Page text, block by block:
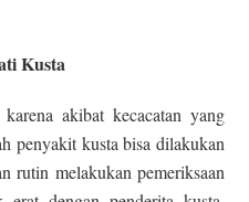
Kusta
akibat kecacatan yang
penyakit kusta bisa dilakukan
rutin melakukan pemeriksaan